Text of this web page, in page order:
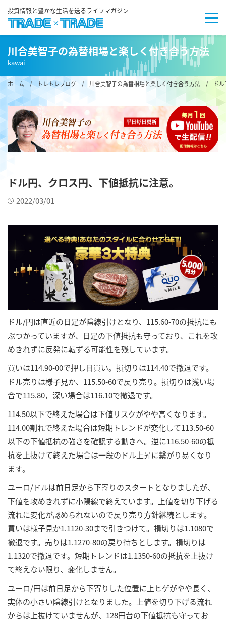
投資情報と豊かな生活を送るライフマガジン
川合美智子の為替相場と楽しく付き合う方法
kawai
ホーム/ トレトレブログ / 川合美智子の為替相場と楽しく付き合う方法 / ドル
ドル円、クロス円、下値抵抗に注意。
2022/03/01
ドル/円は直近の日足が陰線引けとなり、115.60-70の抵抗にも
ぶつかっていますが、日足の下値抵抗も守っており、これを攻
めきれずに反発に転ずる可能性を残しています。
買いは114.90-00で押し目買い。損切りは114.40で撤退です。
ドル売りは様子見か、115.50-60で戻り売り。損切りは浅い場
合で115.80，深い場合は116.10で撤退です。
114.50以下で終えた場合は下値リスクがやや高くなります。
114.00割れで終えた場合は短期トレンドが変化して113.50-60
以下の下値抵抗の強さを確認する動きへ。逆に116.50-60の抵
抗を上抜けて終えた場合は一段のドル上昇に繋がり易くなり
ます。
ユーロ/ドルは前日足から下寄りのスタートとなりましたが、
下値を攻めきれずに小陽線で終えています。上値を切り下げる
流れに変化が認められないので戻り売り方針継続とします。
買いは様子見か1.1120-30まで引きつけて。損切りは1.1080で
撤退です。売りは1.1270-80の戻り待ちとします。損切りは
1.1320で撤退です。短期トレンドは1.1350-60の抵抗を上抜け
て終えない限り、変化しません。
ユーロ/円は前日足から下寄りした位置に上ヒゲがやや長く、
実体の小さい陰線引けとなりました。上値を切り下げる流れ
からは上抜けていませんが、128円台の下値抵抗も守ってお